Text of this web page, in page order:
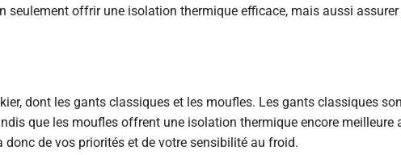
seulement offrir une isolation thermique efficace, mais aussi
dont les gants classiques et les moufles. Les gants classiques
que les moufles offrent une isolation thermique encore meilleure
de vos priorités et de votre sensibilité au froid.